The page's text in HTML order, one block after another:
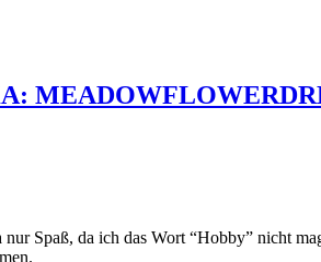
Spaß, da ich das Wort “Hobby” nicht